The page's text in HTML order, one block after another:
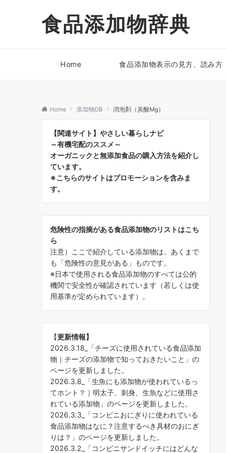
食品添加物辞典
Home 食品添加物表示の見方、読み方
Home 添加物DB 消泡剤（炭酸Mg）
【関連サイト】やさしい暮らしナビ
～有機宅配のススメ～
オーガニックと無添加食品の購入方法を紹介し
ています。
※こちらのサイトはプロモーションを含みま
す。
危険性の指摘がある食品添加物のリストはこち
ら
注意）ここで紹介している添加物は、あくまで
も「危険性の意見がある」ものです。
※日本で使用される食品添加物のすべては公的
機関で安全性が確認されています（若しくは使
用基準が定められています）。
【更新情報】
2026.3.18_「チーズに使用されている食品添加
物｜チーズの添加物で知っておきたいこと 」の
ページを更新しました。
2026.3.8_「生魚にも添加物が使われているっ
てホント？｜明太子、刺身、生魚などに使用さ
れている添加物 」のページを更新しました。
2026.3.3_「コンビニおにぎりに使われている
食品添加物はなに？注意するべき具材のおにぎ
りは？ 」のページを更新しました。
2026.3.2_「コンビニサンドイッチにはどんな